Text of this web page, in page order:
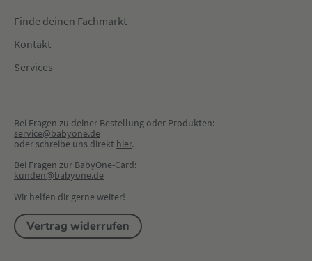
Finde deinen Fachmarkt
Kontakt
Services
Bei Fragen zu deiner Bestellung oder Produkten:
service@babyone.de
oder schreibe uns direkt hier.
Bei Fragen zur BabyOne-Card:
kunden@babyone.de
Wir helfen dir gerne weiter!
Vertrag widerrufen